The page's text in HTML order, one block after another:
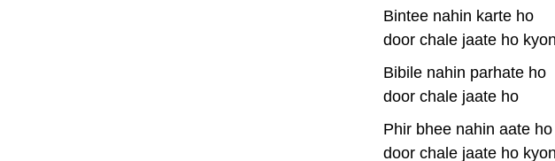
Bintee nahin karte ho
door chale jaate ho
Bibile nahin parhate ho
door chale jaate ho
Phir bhee nahin aate ho
door chale jaate ho